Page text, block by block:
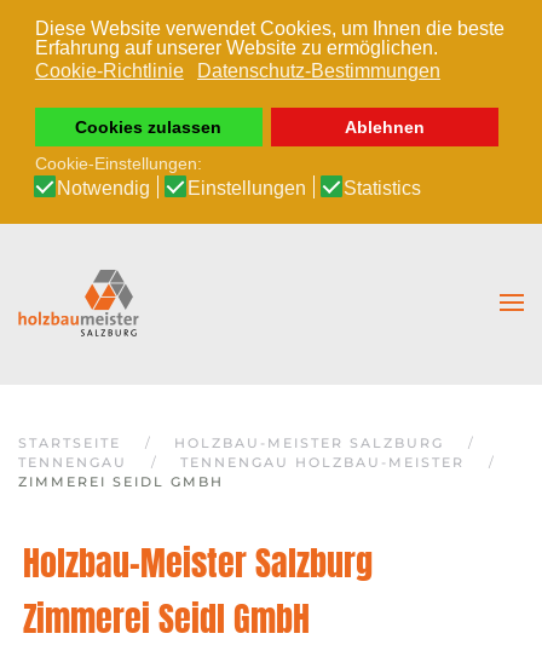
Diese Website verwendet Cookies, um Ihnen die beste
Erfahrung auf unserer Website zu ermöglichen.
Cookie-Richtlinie
Datenschutz-Bestimmungen
Cookies zulassen
Ablehnen
Cookie-Einstellungen:
Notwendig Einstellungen Statistics
Zum Hauptinhalt springen
STARTSEITE
HOLZBAU-MEISTER SALZBURG
TENNENGAU
TENNENGAU HOLZBAU-MEISTER
ZIMMEREI SEIDL GMBH
Holzbau-Meister Salzburg
Zimmerei Seidl GmbH